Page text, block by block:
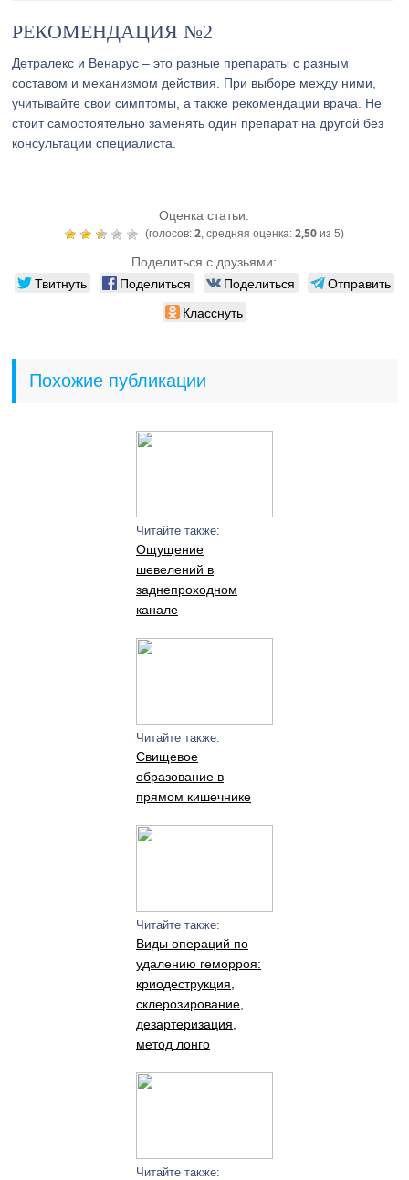
РЕКОМЕНДАЦИЯ №2
Детралекс и Венарус – это разные препараты с разным
составом и механизмом действия. При выборе между ними,
учитывайте свои симптомы, а также рекомендации врача. Не
стоит самостоятельно заменять один препарат на другой без
консультации специалиста.
Оценка статьи:
(голосов: 2, средняя оценка: 2,50из 5)
Поделиться с друзьями:
Твитнуть Поделиться Поделиться
Отправить
Класснуть
Похожие публикации
Читайте также:
Ощущение
шевелений в
заднепроходном
канале
Читайте также:
Свищевое
образование в
прямом кишечнике
Читайте также:
Виды операций по
удалению геморроя:
криодеструкция,
склерозирование,
дезартеризация,
метод лонго
Читайте также: